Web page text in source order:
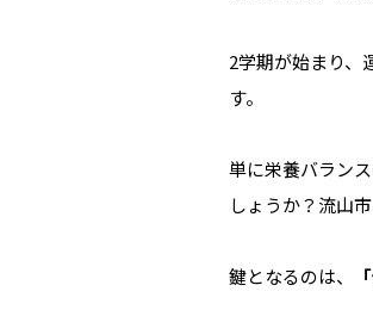
2学期が始まり、
す。
単に栄養バラン
しょうか？流山
鍵となるのは、